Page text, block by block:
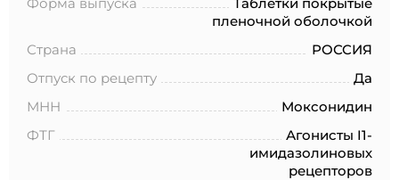
пленочной оболочкой
Страна
РОССИЯ
Отпуск по рецепту
Да
МНН
Моксонидин
ФТГ
Агонисты I1-
имидазолиновых
рецепторов
целей, определенных в Согласии на обработку
персональных данных *